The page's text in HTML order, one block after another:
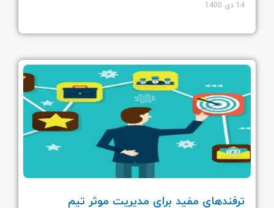
14 دی 1400
ترفندهای مفید برای مدیریت موثر تیم